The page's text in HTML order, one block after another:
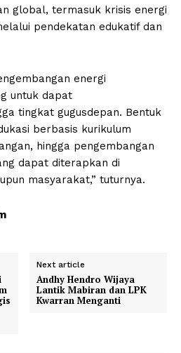
global, termasuk krisis energi
pendekatan edukatif dan
energi
untuk dapat
tingkat gugusdepan. Bentuk
berbasis kurikulum
hingga pengembangan
dapat diterapkan di
masyarakat,” tuturnya.
Next article
Andhy Hendro Wijaya
Lantik Mabiran dan LPK
Kwarran Menganti